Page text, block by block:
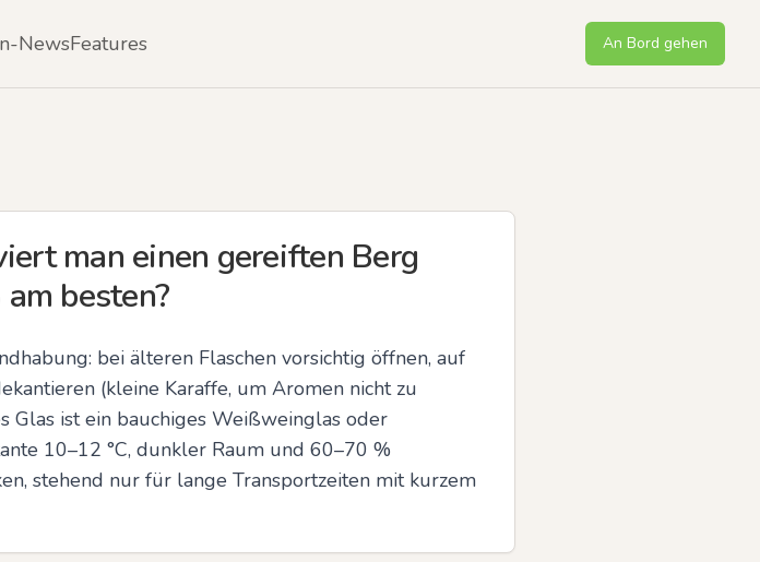
NewsFeatures An Bord gehen
man einen gereiften Berg
besten?
bei älteren Flaschen vorsichtig öffnen, auf
(kleine Karaffe, um Aromen nicht zu
Glas ist ein bauchiges Weißweinglas oder
10–12 °C, dunkler Raum und 60–70 %
stehend nur für lange Transportzeiten mit kurzem